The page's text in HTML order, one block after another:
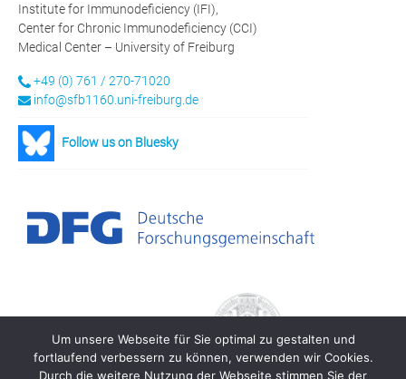
Institute for Immunodeficiency (IFI),
Center for Chronic Immunodeficiency (CCI)
Medical Center – University of Freiburg
+49 (0) 761 / 270-71020
info@sfb1160.uni-freiburg.de
Follow us on Bluesky
Um unsere Webseite für Sie optimal zu gestalten und
fortlaufend verbessern zu können, verwenden wir Cookies.
Durch die weitere Nutzung der Webseite stimmen Sie der